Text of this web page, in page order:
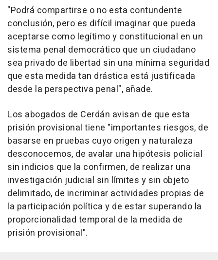
"Podrá compartirse o no esta contundente
conclusión, pero es difícil imaginar que pueda
aceptarse como legítimo y constitucional en un
sistema penal democrático que un ciudadano
sea privado de libertad sin una mínima seguridad
que esta medida tan drástica está justificada
desde la perspectiva penal", añade.
Los abogados de Cerdán avisan de que esta
prisión provisional tiene "importantes riesgos, de
basarse en pruebas cuyo origen y naturaleza
desconocemos, de avalar una hipótesis policial
sin indicios que la confirmen, de realizar una
investigación judicial sin límites y sin objeto
delimitado, de incriminar actividades propias de
la participación política y de estar superando la
proporcionalidad temporal de la medida de
prisión provisional".